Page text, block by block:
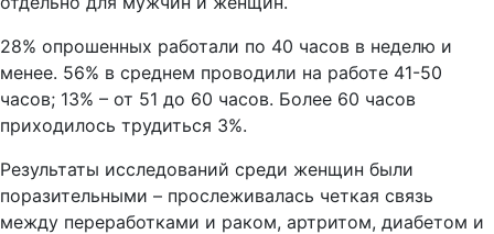
28% опрошенных работали по 40 часов в неделю и
менее. 56% в среднем проводили на работе 41-50
часов; 13% – от 51 до 60 часов. Более 60 часов
приходилось трудиться 3%.
Результаты исследований среди женщин были
поразительными – прослеживалась четкая связь
между переработками и раком, артритом, диабетом и